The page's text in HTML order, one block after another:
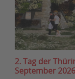
2. Tag der
September